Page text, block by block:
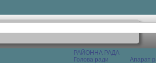
РАЙОННА РАДА
Голова ради
Апарат